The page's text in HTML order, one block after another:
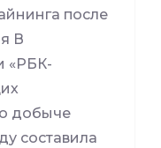
после
В
«РБК-
добыче
составила